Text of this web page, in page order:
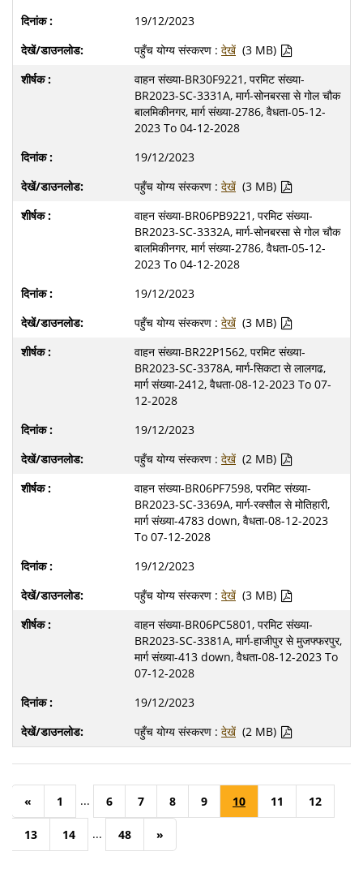
19/12/2023
पहुँच योग्य संस्करण : देखें (3 MB)
वाहन संख्या-BR30F9221, परमिट संख्या-
BR2023-SC-3331A, मार्ग-सोनबरसा से गोल चौक
बालमिकीनगर, मार्ग संख्या-2786, वैधता-05-12-
2023 To 04-12-2028
19/12/2023
पहुँच योग्य संस्करण : देखें (3 MB)
वाहन संख्या-BR06PB9221, परमिट संख्या-
BR2023-SC-3332A, मार्ग-सोनबरसा से गोल चौक
बालमिकीनगर, मार्ग संख्या-2786, वैधता-05-12-
2023 To 04-12-2028
19/12/2023
पहुँच योग्य संस्करण : देखें (3 MB)
वाहन संख्या-BR22P1562, परमिट संख्या-
BR2023-SC-3378A, मार्ग-सिकटा से लालगढ,
मार्ग संख्या-2412, वैधता-08-12-2023 To 07-
12-2028
19/12/2023
पहुँच योग्य संस्करण : देखें (2 MB)
वाहन संख्या-BR06PF7598, परमिट संख्या-
BR2023-SC-3369A, मार्ग-रक्सौल से मोतिहारी,
मार्ग संख्या-4783 down, वैधता-08-12-2023
To 07-12-2028
19/12/2023
पहुँच योग्य संस्करण : देखें (3 MB)
वाहन संख्या-BR06PC5801, परमिट संख्या-
BR2023-SC-3381A, मार्ग-हाजीपुर से मुजफ्फरपुर,
मार्ग संख्या-413 down, वैधता-08-12-2023 To
07-12-2028
19/12/2023
पहुँच योग्य संस्करण : देखें (2 MB)
« 1 ... 6 7 8 9 10 11 12
13 14 ... 48 »